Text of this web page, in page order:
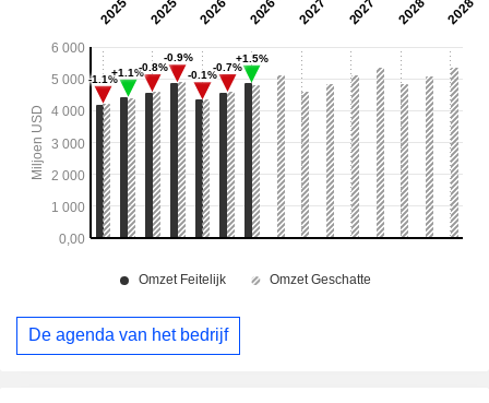
De agenda van het bedrijf